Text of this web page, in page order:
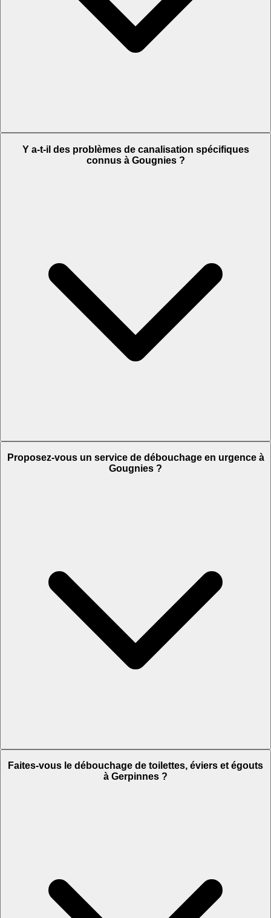
Y a-t-il des problèmes de canalisation spécifiques
connus à Gougnies ?
Proposez-vous un service de débouchage en urgence à
Gougnies ?
Faites-vous le débouchage de toilettes, éviers et égouts
à Gerpinnes ?